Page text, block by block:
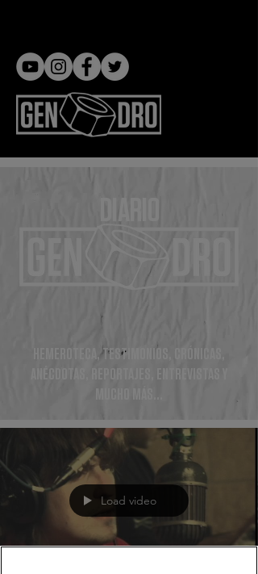
DIARIO
HEMEROTECA, TESTIMONIOS, CRÓNICAS,
ANÉCDOTAS, REPORTAJES, ENTREVISTAS Y
Load video